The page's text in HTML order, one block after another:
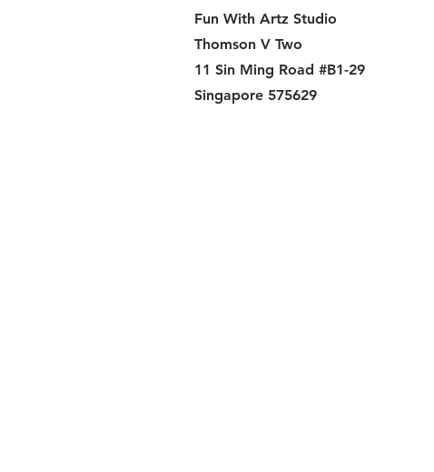
Fun With Artz Studio
Thomson V Two
11 Sin Ming Road #B1-29
Singapore 575629